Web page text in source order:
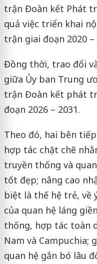
trận Đoàn kết Phát
quả việc triển khai
trận giai đoạn 2020 –
Đồng thời, trao đổi
giữa Ủy ban Trung
trận Đoàn kết phát
đoạn 2026 – 2031.
Theo đó, hai bên
hợp tác chặt chẽ
truyền thống và
tốt đẹp; nâng cao
biệt là thế hệ trẻ, về
của quan hệ láng
thống, hợp tác toàn
Nam và Campuchia;
quan hệ gắn bó lâu